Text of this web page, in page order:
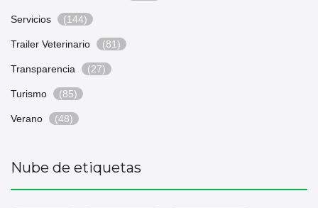
Servicios (144)
Trailer Veterinario (81)
Transparencia (27)
Turismo (85)
Verano (48)
Nube de etiquetas